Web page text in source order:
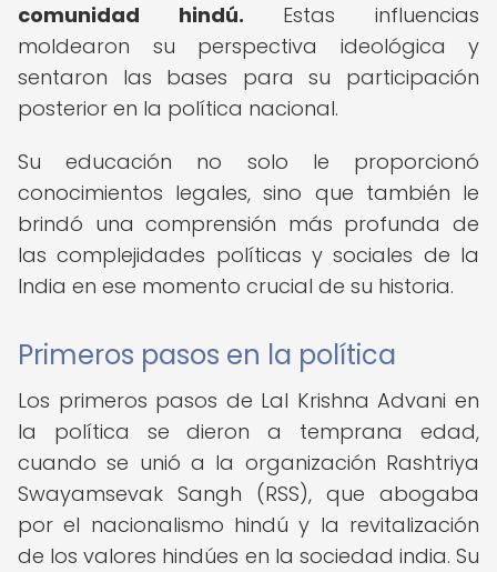
comunidad hindú. Estas influencias
moldearon su perspectiva ideológica y
sentaron las bases para su participación
posterior en la política nacional.
Su educación no solo le proporcionó
conocimientos legales, sino que también le
brindó una comprensión más profunda de
las complejidades políticas y sociales de la
India en ese momento crucial de su historia.
Primeros pasos en la política
Los primeros pasos de Lal Krishna Advani en
la política se dieron a temprana edad,
cuando se unió a la organización Rashtriya
Swayamsevak Sangh (RSS), que abogaba
por el nacionalismo hindú y la revitalización
de los valores hindúes en la sociedad india. Su